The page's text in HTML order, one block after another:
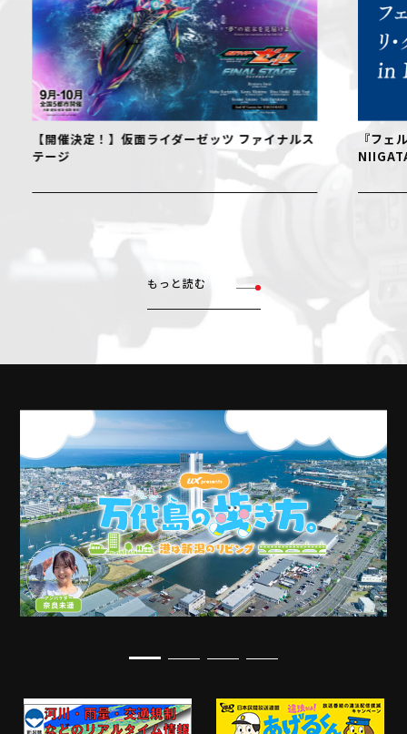
【開催決定！】仮面ライダーゼッツ ファイナルス
テージ
『フェ
もっと読む